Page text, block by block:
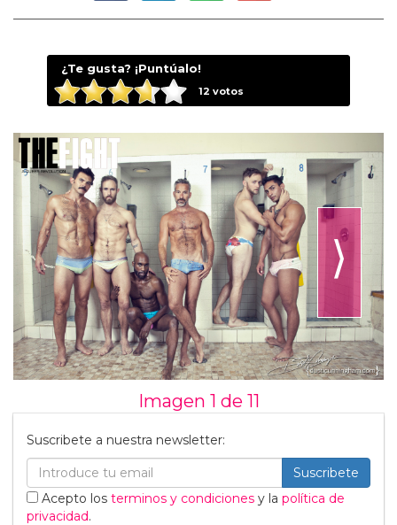
¿Te gusta? ¡Puntúalo!
12 votos
⟩
Imagen 1 de 11
Suscribete a nuestra newsletter:
Suscribete
Acepto los terminos y condiciones y la política de
privacidad.